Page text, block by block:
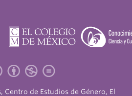
Centro de Estudios de Género, El